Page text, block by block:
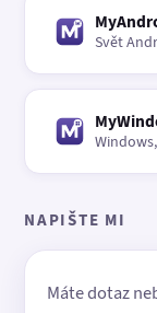
Svět
NAPIŠTE MI
Máte dotaz